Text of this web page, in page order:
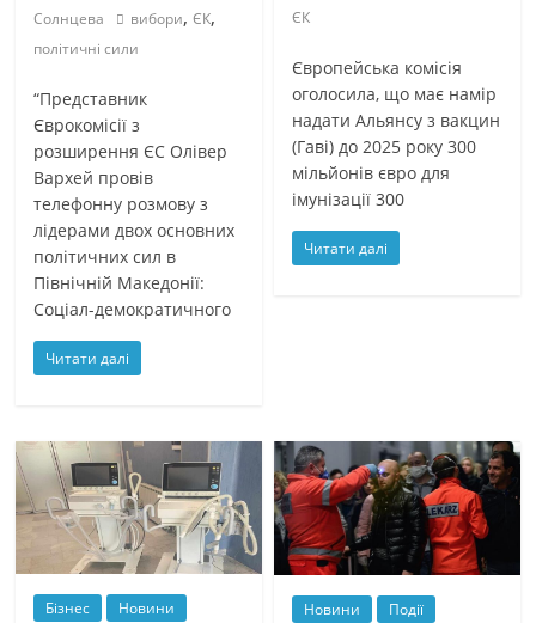
Солнцева
вибори,ЄК,
політичні сили
“Представник
Єврокомісії з
розширення ЄС Олівер
Вархей провів
телефонну розмову з
лідерами двох основних
політичних сил в
Північній Македонії:
Соціал-демократичного
Читати далі
ЄК
Європейська комісія
оголосила, що має намір
надати Альянсу з вакцин
(Гаві) до 2025 року 300
мільйонів євро для
імунізації 300
Читати далі
Бізнес Новини Новини Події